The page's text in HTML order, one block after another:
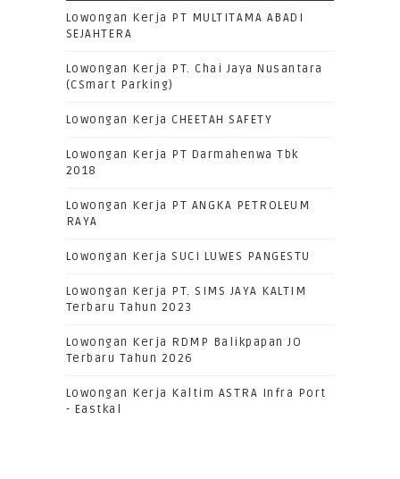
Lowongan Kerja PT MULTITAMA ABADI
SEJAHTERA
Lowongan Kerja PT. Chai Jaya Nusantara
(CSmart Parking)
Lowongan Kerja CHEETAH SAFETY
Lowongan Kerja PT Darmahenwa Tbk
2018
Lowongan Kerja PT ANGKA PETROLEUM
RAYA
Lowongan Kerja SUCI LUWES PANGESTU
Lowongan Kerja PT. SIMS JAYA KALTIM
Terbaru Tahun 2023
Lowongan Kerja RDMP Balikpapan JO
Terbaru Tahun 2026
Lowongan Kerja Kaltim ASTRA Infra Port
- Eastkal